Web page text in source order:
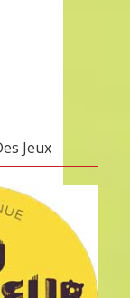
Jeux